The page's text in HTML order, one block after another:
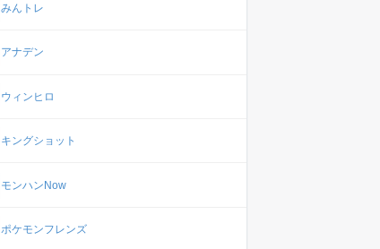
みんトレ
アナデン
ウィンヒロ
キングショット
モンハンNow
ポケモンフレンズ